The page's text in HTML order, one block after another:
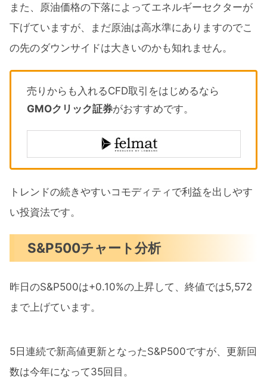
また、原油価格の下落によってエネルギーセクターが
下げていますが、まだ原油は高水準にありますのでこ
の先のダウンサイドは大きいのかも知れません。
売りからも入れるCFD取引をはじめるなら
GMOクリック証券がおすすめです。
トレンドの続きやすいコモディティで利益を出しやす
い投資法です。
S&P500チャート分析
昨日のS&P500は+0.10%の上昇して、終値では5,572
まで上げています。
5日連続で新高値更新となったS&P500ですが、更新回
数は今年になって35回目。